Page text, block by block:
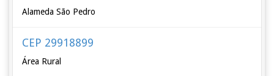
Alameda São Pedro
CEP 29918899
Área Rural